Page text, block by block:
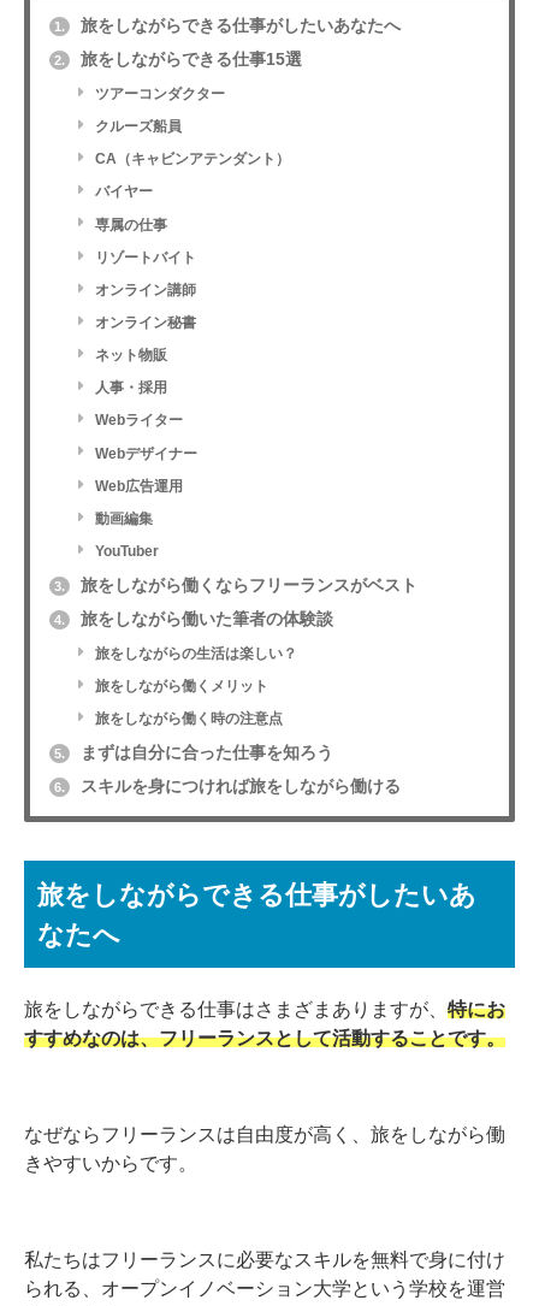
1. 旅をしながらできる仕事がしたいあなたへ
2. 旅をしながらできる仕事15選
ツアーコンダクター
クルーズ船員
CA（キャビンアテンダント）
バイヤー
専属の仕事
リゾートバイト
オンライン講師
オンライン秘書
ネット物販
人事・採用
Webライター
Webデザイナー
Web広告運用
動画編集
YouTuber
3. 旅をしながら働くならフリーランスがベスト
4. 旅をしながら働いた筆者の体験談
旅をしながらの生活は楽しい？
旅をしながら働くメリット
旅をしながら働く時の注意点
5. まずは自分に合った仕事を知ろう
6. スキルを身につければ旅をしながら働ける
旅をしながらできる仕事がしたいあ
なたへ
旅をしながらできる仕事はさまざまありますが、 特にお
すすめなのは、フリーランスとして活動することです。
なぜならフリーランスは自由度が高く、旅をしながら働
きやすいからです。
私たちはフリーランスに必要なスキルを無料で身に付け
られる、オープンイノベーション大学という学校を運営